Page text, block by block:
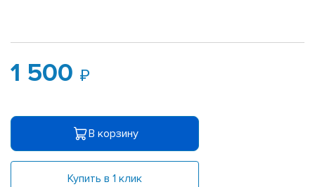
1 500
В корзину
Купить в 1 клик